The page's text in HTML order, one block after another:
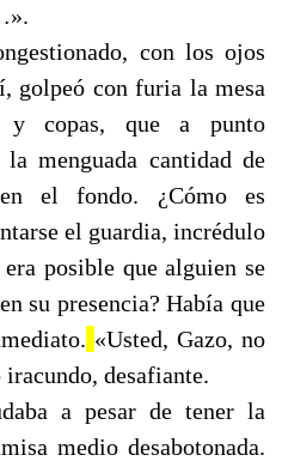
con los ojos
golpeó con furia la mesa
y copas, que a punto
menguada cantidad de
el fondo. ¿Cómo es
el guardia, incrédulo
posible que alguien se
su presencia? Había que
«Usted, Gazo, no
iracundo, desafiante.
a pesar de tener la
medio desabotonada.